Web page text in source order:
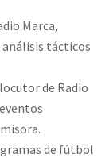
Marca,
tácticos
de Radio
de fútbol